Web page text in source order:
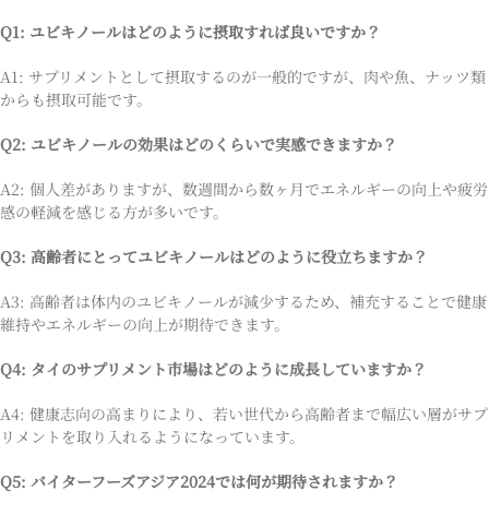
Q1: ユビキノールはどのように摂取すれば良いですか？
A1: サプリメントとして摂取するのが一般的ですが、肉や魚、ナッツ類
からも摂取可能です。
Q2: ユビキノールの効果はどのくらいで実感できますか？
A2: 個人差がありますが、数週間から数ヶ月でエネルギーの向上や疲労
感の軽減を感じる方が多いです。
Q3: 高齢者にとってユビキノールはどのように役立ちますか？
A3: 高齢者は体内のユビキノールが減少するため、補充することで健康
維持やエネルギーの向上が期待できます。
Q4: タイのサプリメント市場はどのように成長していますか？
A4: 健康志向の高まりにより、若い世代から高齢者まで幅広い層がサプ
リメントを取り入れるようになっています。
Q5: バイターフーズアジア2024では何が期待されますか？